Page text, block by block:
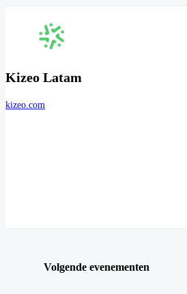
Kizeo Latam
kizeo.com
Volgende evenementen